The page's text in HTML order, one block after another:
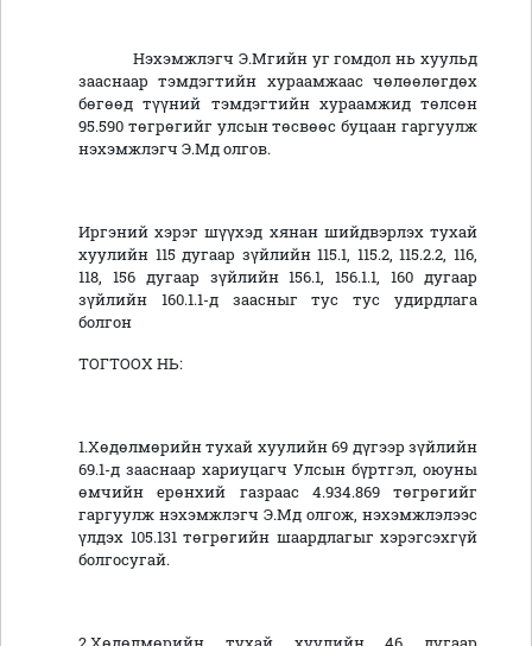
Нэхэмжлэгч Э.Мгийн уг гомдол нь хуульд
зааснаар тэмдэгтийн хураамжаас чөлөөлөгдөх
бөгөөд түүний тэмдэгтийн хураамжид төлсөн
95.590 төгрөгийг улсын төсвөөс буцаан гаргуулж
нэхэмжлэгч Э.Мд олгов.
Иргэний хэрэг шүүхэд хянан шийдвэрлэх тухай
хуулийн 115 дугаар зүйлийн 115.1, 115.2, 115.2.2, 116,
118, 156 дугаар зүйлийн 156.1, 156.1.1, 160 дугаар
зүйлийн 160.1.1-д заасныг тус тус удирдлага
болгон
ТОГТООХ НЬ:
1.Хөдөлмөрийн тухай хуулийн 69 дүгээр зүйлийн
69.1-д зааснаар хариуцагч Улсын бүртгэл, оюуны
өмчийн ерөнхий газраас 4.934.869 төгрөгийг
гаргуулж нэхэмжлэгч Э.Мд олгож, нэхэмжлэлээс
үлдэх 105.131 төгрөгийн шаардлагыг хэрэгсэхгүй
болгосугай.